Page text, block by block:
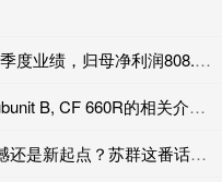
金岭速配 中富通(300560.SZ)发布一季度业绩，归母净利润808.34万元，增长5.38%
宏泰 实验小知识：Cholera Toxin Subunit B, CF 660R的相关介绍_荧光_试剂_细胞膜
盛瑞德优配 女篮亚洲杯季军，是遗憾还是新起点？苏群这番话炸了！_中国女篮_日本队_比赛